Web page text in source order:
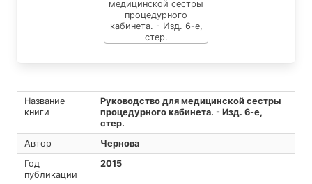
Название
книги
Руководство для медицинской сестры
процедурного кабинета. - Изд. 6-е,
стер.
Автор
Чернова
Год
публикации
2015